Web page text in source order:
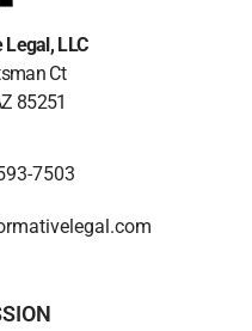
Legal, LLC
Ct
85251
7503